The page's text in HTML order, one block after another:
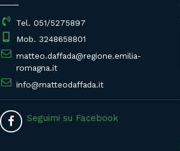
Tel. 051/5275897
Mob. 3248658801
matteo.daffada@regione.emilia-
romagna.it
info@matteodaffada.it
Seguimi su Facebook